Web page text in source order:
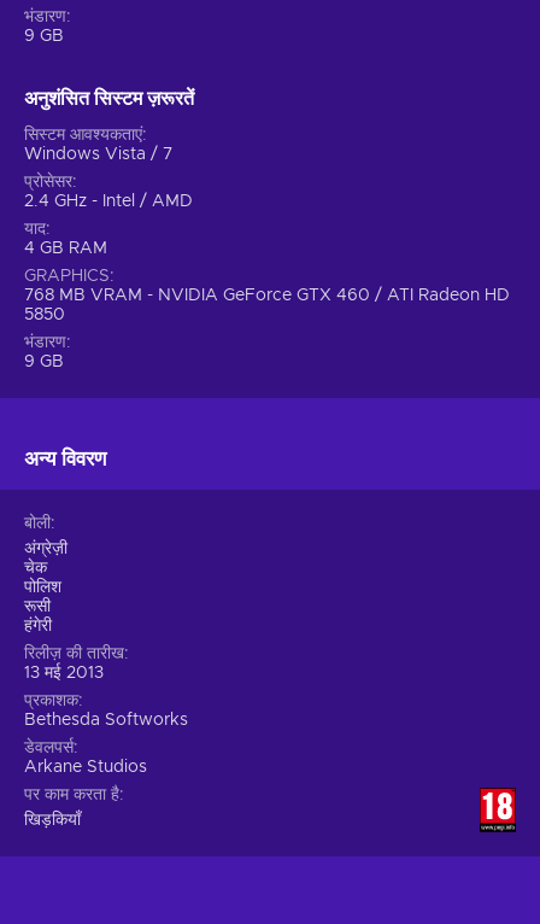
भंडारण
9 GB
अनुशंसित सिस्टम ज़रूरतें
सिस्टम आवश्यकताएं
Windows Vista / 7
प्रोसेसर
2.4 GHz - Intel / AMD
याद
4 GB RAM
GRAPHICS
768 MB VRAM - NVIDIA GeForce GTX 460 / ATI Radeon HD
5850
भंडारण
9 GB
अन्य विवरण
बोली
अंग्रेज़ी
चेक
पोलिश
रूसी
हंगेरी
रिलीज़ की तारीख
13 मई 2013
प्रकाशक
Bethesda Softworks
डेवलपर्स
Arkane Studios
पर काम करता है
खिड़कियाँ